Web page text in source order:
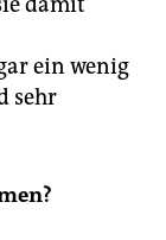
ein wenig
sehr